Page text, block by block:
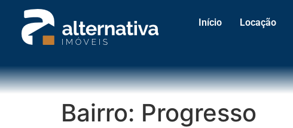
Início Locação
Bairro: Progresso